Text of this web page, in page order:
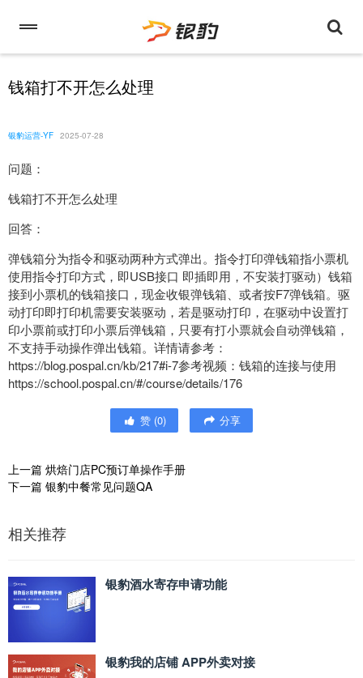
钱箱打不开怎么处理
银豹运营-YF 2025-07-28
问题：
钱箱打不开怎么处理
回答：
弹钱箱分为指令和驱动两种方式弹出。指令打印弹钱箱指小票机
使用指令打印方式，即USB接口 即插即用，不安装打驱动）钱箱
接到小票机的钱箱接口，现金收银弹钱箱、或者按F7弹钱箱。驱
动打印即打印机需要安装驱动，若是驱动打印，在驱动中设置打
印小票前或打印小票后弹钱箱，只要有打小票就会自动弹钱箱，
不支持手动操作弹出钱箱。详情请参考：
https://blog.pospal.cn/kb/217#i-7参考视频：钱箱的连接与使用
https://school.pospal.cn/#/course/details/176
赞 (0) 分享
上一篇 烘焙门店PC预订单操作手册
下一篇 银豹中餐常见问题QA
相关推荐
银豹酒水寄存申请功能
银豹我的店铺 APP外卖对接